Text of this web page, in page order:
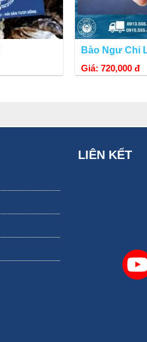
Bào Ngư Chi
Giá: 720,000 đ
LIÊN KẾT